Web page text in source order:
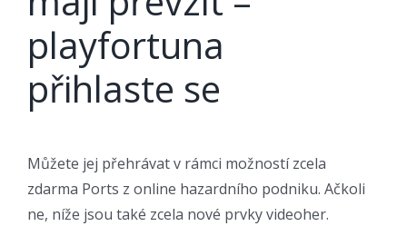
playfortuna
přihlaste se
Můžete jej přehrávat v rámci možností zcela
zdarma Ports z online hazardního podniku. Ačkoli
ne, níže jsou také zcela nové prvky videoher.